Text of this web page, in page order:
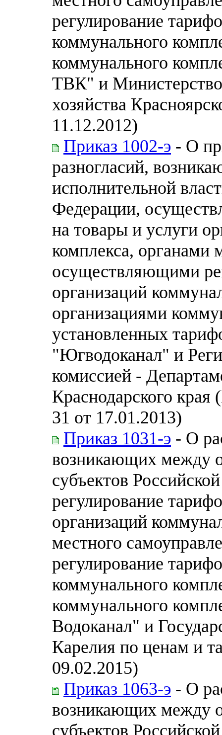
регулирование
коммунального
коммунального
ТВК" и
хозяйства
11.12.2012)
Приказ 1002-э - О
разногласий,
исполнительной
Федерации,
на товары и услуги
комплекса, органами
осуществляющими
организаций
организациями
установленных
"Югводоканал" и
комиссией -
Краснодарского
31 от 17.01.2013)
Приказ 1031-э - О
возникающих между
субъектов
регулирование
организаций
местного
регулирование
коммунального
коммунального
Водоканал" и
Карелия по ценам и
09.02.2015)
Приказ 1063-э - О
возникающих между
субъектов